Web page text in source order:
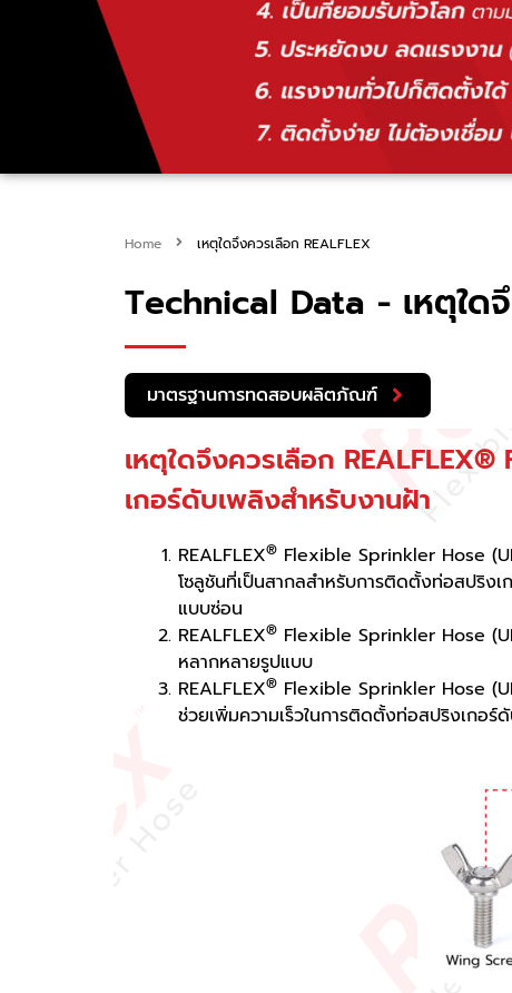
Home เหตุใดจึงควรเลือก REALFLEX
Technical Data - เหตุใด
มาตรฐานการทดสอบผลิตภัณฑ์
เหตุใดจึงควรเลือก
เกอร์ดับเพลิงสำหรับงานฝ้า
REALFLEX® Flexible Sprinkler Hose
โซลูชันที่เป็นสากลสำหรับการติดตั้งท่อสปริ
แบบซ่อน
REALFLEX® Flexible Sprinkler Hose
หลากหลายรูปแบบ
REALFLEX® Flexible Sprinkler Hose
ช่วยเพิ่มความเร็วในการติดตั้งท่อสปริงเกอร์